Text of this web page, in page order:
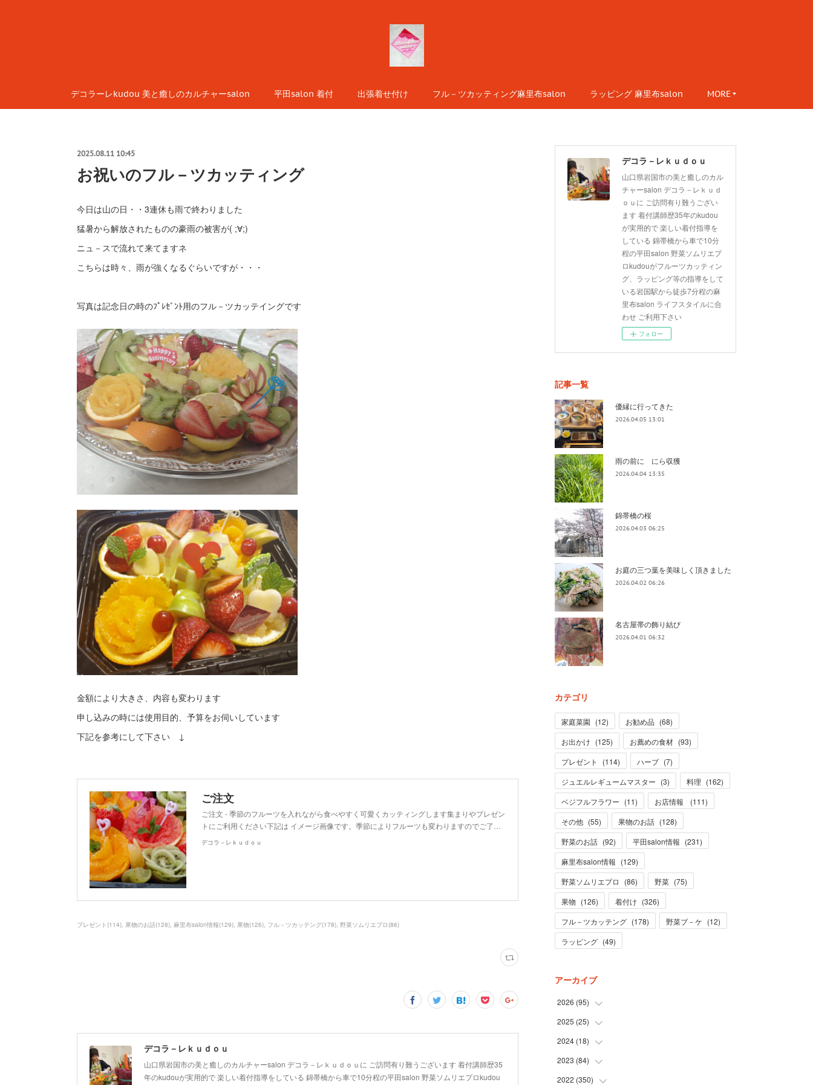
デコラーレkudou 美と癒しのカルチャーsalon 平田salon 着付 出張着せ付け フル－ツカッティング麻里布salon ラッピング 麻里布salon MORE
2025.08.11 10:45
お祝いのフル－ツカッティング
今日は山の日・・3連休も雨で終わりました
猛暑から解放されたものの豪雨の被害が( ;∀;)
ニュ－スで流れて来てますネ
こちらは時々、雨が強くなるぐらいですが・・・
写真は記念日の時のﾌﾟﾚｾﾞﾝﾄ用のフル－ツカッテイングです
金額により大きさ、内容も変わります
申し込みの時には使用目的、予算をお伺いしています
下記を参考にして下さい ↓
ご注文
ご注文 - 季節のフルーツを入れながら食べやすく可愛くカッティングします集まりやプレゼン
トにご利用ください下記は イメージ画像です。季節によりフルーツも変わりますのでご了…
デコラ－レｋｕｄｏｕ
プレゼント (114) 果物のお話(128) 麻里布salon情報(129) 果物(126) フル－ツカッテング(178) 野菜ソムリエプロ (86)
デコラ－レｋｕｄｏｕ
山口県岩国市の美と癒しのカルチャーsalon デコラ－レｋｕｄｏｕに ご訪問有り難うございます 着付講師歴35
年のkudouが実用的で 楽しい着付指導をしている 錦帯橋から車で10分程の平田salon 野菜ソムリエプロkudou
デコラ－レｋｕｄｏｕ
山口県岩国市の美と癒しのカル
チャーsalon デコラ－レｋｕｄ
ｏｕに ご訪問有り難うござい
ます 着付講師歴35年のkudou
が実用的で 楽しい着付指導を
している 錦帯橋から車で10分
程の平田salon 野菜ソムリエプ
ロkudouがフルーツカッティン
グ、ラッピング等の指導をして
いる岩国駅から徒歩7分程の麻
里布salon ライフスタイルに合
わせ ご利用下さい
フォロー
記事一覧
優縁に行ってきた
2026.04.05 13:01
雨の前に にら収獲
2026.04.04 13:35
錦帯橋の桜
2026.04.03 06:25
お庭の三つ葉を美味しく頂きました
2026.04.02 06:26
名古屋帯の飾り結び
2026.04.01 06:32
カテゴリ
家庭菜園 (12) お勧め品 (68)
お出かけ (125) お薦めの食材 (93)
プレゼント
(114) ハーブ (7)
ジュエルレギュームマスター (3) 料理 (162)
ベジフルフラワー (11) お店情報 (111)
その他 (55) 果物のお話 (128)
野菜のお話 (92) 平田salon情報 (231)
麻里布salon情報 (129)
野菜ソムリエプロ
(86) 野菜 (75)
果物 (126) 着付け (326)
フル－ツカッテング (178) 野菜ブ－ケ (12)
ラッピング (49)
アーカイブ
2026 (95)
(5
(31
)
(28
)
(31
2025 (25)
(3
(19
)
(1)
2024 (18)
(1
(12
2023 (84)
(1)
2022 (350)